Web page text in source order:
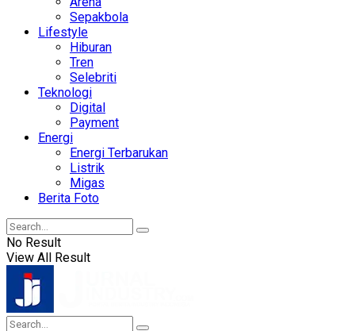
Sepakbola
Lifestyle
Hiburan
Tren
Selebriti
Teknologi
Digital
Payment
Energi
Energi Terbarukan
Listrik
Migas
Berita Foto
No Result
View All Result